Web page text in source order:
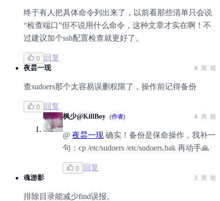
终于有人把具体命令列出来了，以前看那些清单只会说
“检查端口”但不说用什么命令，这种文章才实在啊！不
过建议加个ssh配置检查就更好了。
0 回复
夜昙一现 4 周 前
查sudoers那个太容易误删权限了，操作前记得备份
0 回复
枫少@KillBoy (作者) 4 周 前
@ 夜昙一现 确实！备份是保命操作，我补一
句：cp /etc/sudoers /etc/sudoers.bak 再动手🙏
0 回复
魂游影 3 周 前
排除目录能减少find误报。